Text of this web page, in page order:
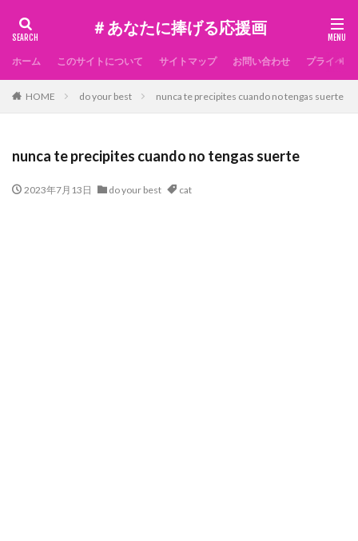
＃あなたに捧げる応援画
ホーム このサイトについて サイトマップ お問い合わせ プライベー
HOME do your best nunca te precipites cuando no tengas suerte
nunca te precipites cuando no tengas suerte
2023年7月13日 do your best cat